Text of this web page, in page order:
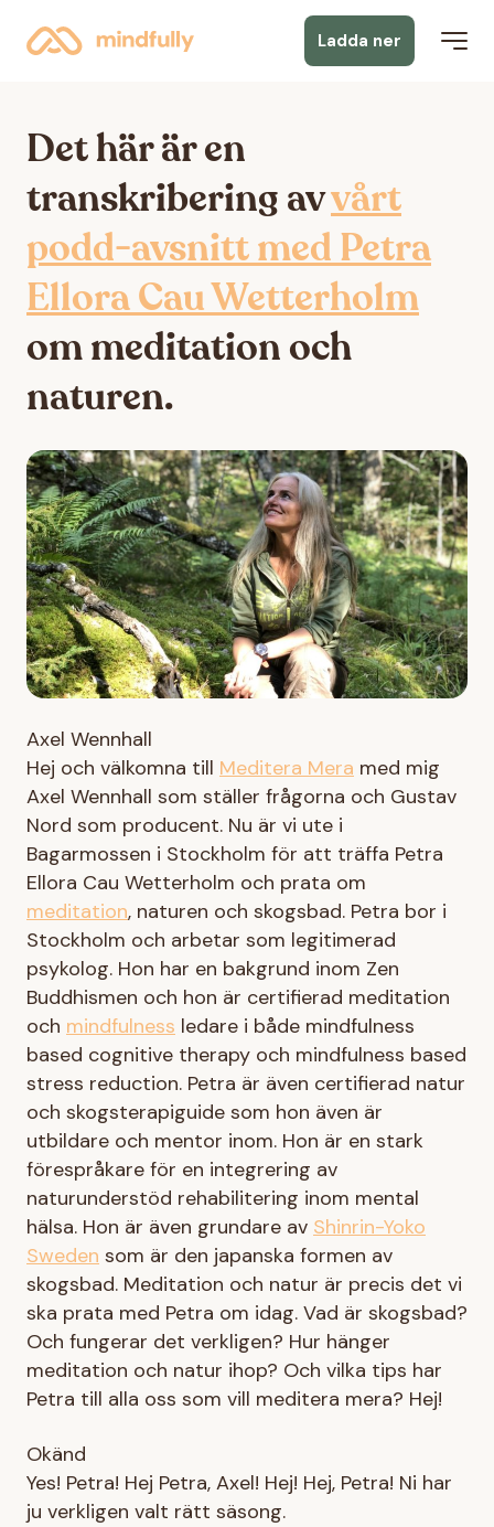
Ladda ner
Det här är en
transkribering avvårt
podd-avsnitt med Petra
Ellora Cau Wetterholm
om meditation och
naturen.
Axel Wennhall
Hej och välkomna till Meditera Mera med mig
Axel Wennhall som ställer frågorna och Gustav
Nord som producent. Nu är vi ute i
Bagarmossen i Stockholm för att träffa Petra
Ellora Cau Wetterholm och prata om
meditation, naturen och skogsbad. Petra bor i
Stockholm och arbetar som legitimerad
psykolog. Hon har en bakgrund inom Zen
Buddhismen och hon är certifierad meditation
och mindfulness ledare i både mindfulness
based cognitive therapy och mindfulness based
stress reduction. Petra är även certifierad natur
och skogsterapiguide som hon även är
utbildare och mentor inom. Hon är en stark
förespråkare för en integrering av
naturunderstöd rehabilitering inom mental
hälsa. Hon är även grundare av Shinrin-Yoko
Sweden som är den japanska formen av
skogsbad. Meditation och natur är precis det vi
ska prata med Petra om idag. Vad är skogsbad?
Och fungerar det verkligen? Hur hänger
meditation och natur ihop? Och vilka tips har
Petra till alla oss som vill meditera mera? Hej!
Okänd
Yes! Petra! Hej Petra, Axel! Hej! Hej, Petra! Ni har
ju verkligen valt rätt säsong.